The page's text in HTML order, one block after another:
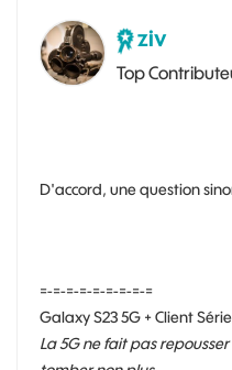
ziv
Top
D'accord, une question
=-=-=-=-=-=-=-=-=
Galaxy S23 5G + Client
La 5G ne fait pas